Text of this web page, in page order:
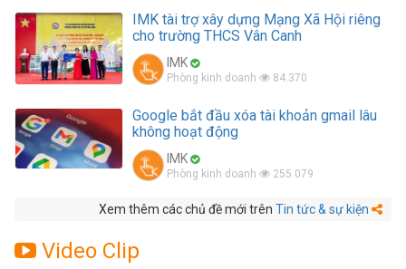
IMK tài trợ xây dựng Mạng Xã Hội riêng
cho trường THCS Vân Canh
IMK
Phòng kinh doanh 84.370
Google bắt đầu xóa tài khoản gmail lâu
không hoạt động
IMK
Phòng kinh doanh 255.079
Xem thêm các chủ đề mới trênTin tức & sự kiện
Video Clip